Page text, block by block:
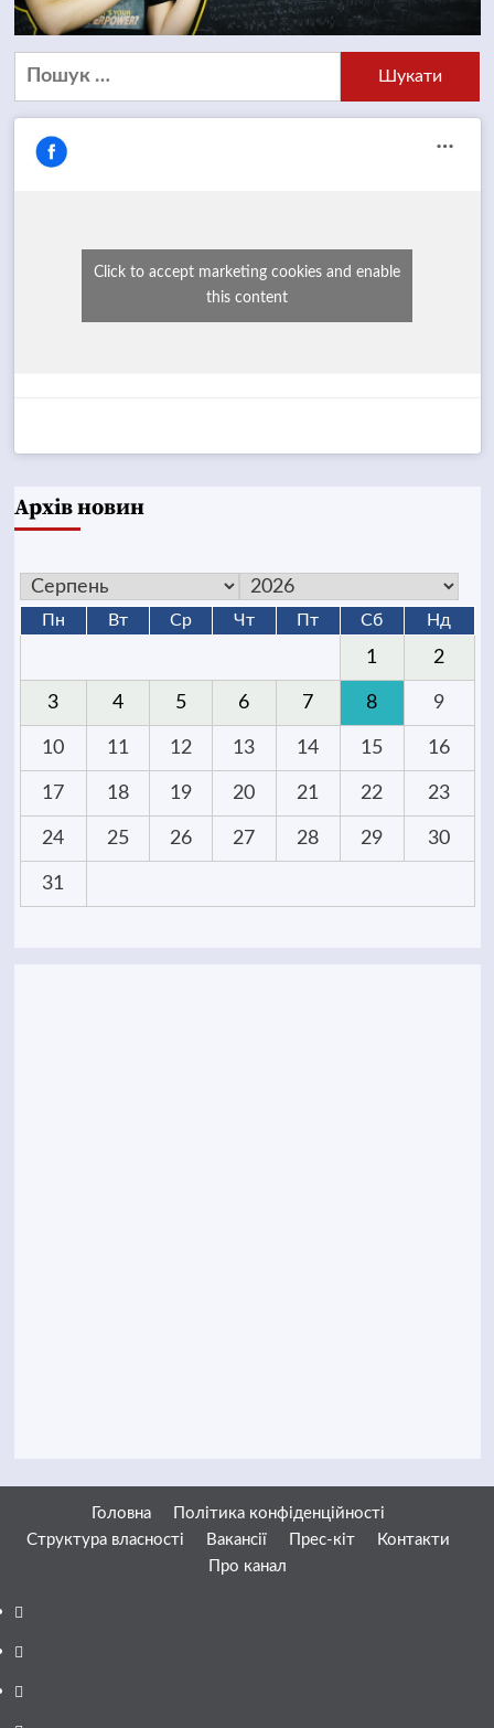
Пошук:
Click to accept marketing cookies and enable
this content
Архів новин
Пн Вт Ср Чт Пт Сб Нд
1 2
3 4 5 6 7 8 9
10 11 12 13 14 15 16
17 18 19 20 21 22 23
24 25 26 27 28 29 30
31
Головна
Політика конфіденційності
Структура власності
Вакансії Прес-кіт
Контакти
Про канал
Facebook
YouTube
Telegram